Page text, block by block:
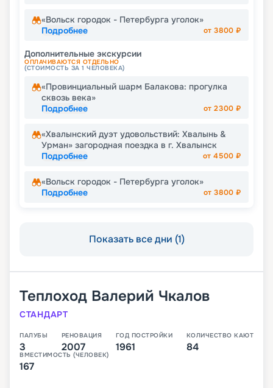
«Вольск городок - Петербурга уголок»
Подробнее
от3800 ₽
Дополнительные экскурсии
ОПЛАЧИВАЮТСЯ ОТДЕЛЬНО
(СТОИМОСТЬ ЗА 1 ЧЕЛОВЕКА)
«Провинциальный шарм Балакова: прогулка
сквозь века»
Подробнее
от2300 ₽
«Хвалынский дуэт удовольствий: Хвалынь &
Урман» загородная поездка в г. Хвалынск
Подробнее
от4500 ₽
«Вольск городок - Петербурга уголок»
Подробнее
от3800 ₽
Показать все дни (1)
Теплоход Валерий Чкалов
СТАНДАРТ
ПАЛУБЫ
3
РЕНОВАЦИЯ
2007
ГОД ПОСТРОЙКИ
1961
КОЛИЧЕСТВО КАЮТ
84
ВМЕСТИМОСТЬ (ЧЕЛОВЕК)
167